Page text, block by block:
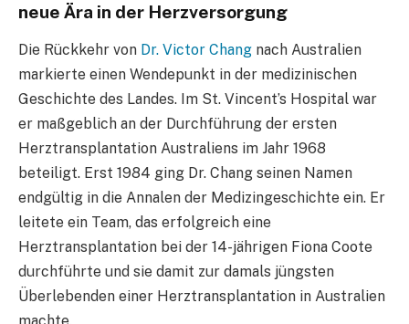
neue Ära in der Herzversorgung
Die Rückkehr von Dr. Victor Chang nach Australien
markierte einen Wendepunkt in der medizinischen
Geschichte des Landes. Im St. Vincent’s Hospital war
er maßgeblich an der Durchführung der ersten
Herztransplantation Australiens im Jahr 1968
beteiligt. Erst 1984 ging Dr. Chang seinen Namen
endgültig in die Annalen der Medizingeschichte ein. Er
leitete ein Team, das erfolgreich eine
Herztransplantation bei der 14-jährigen Fiona Coote
durchführte und sie damit zur damals jüngsten
Überlebenden einer Herztransplantation in Australien